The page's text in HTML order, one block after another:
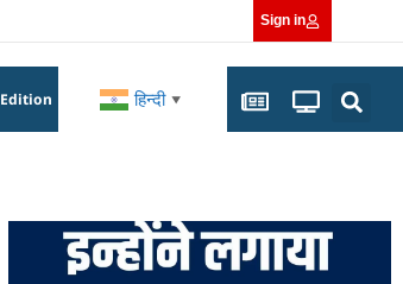
Sign in
Edition हिन्दी ▼